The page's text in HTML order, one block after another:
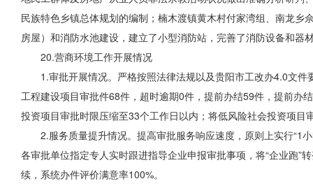
民族特色乡镇总体规划的编制；楠木渡镇黄木村付家湾组、南龙
房屋）和消防水池建设，建立了小型消防站，完善了消防设备和器
20.营商环境工作开展情况
1.审批开展情况。严格按照法律法规以及贵阳市工改办4.0文
工程建设项目审批件68件，超时逾期0件，提前办结59件，提前办
投资项目审批时限压缩至33个工作日以内；将低风险社会投资项目
2.服务质量提升情况。提高审批服务响应速度，原则上实行“1
各审批单位指定专人实时跟进指导企业申报审批事项，将“企业跑”
续，系统办件评价满意率100%。